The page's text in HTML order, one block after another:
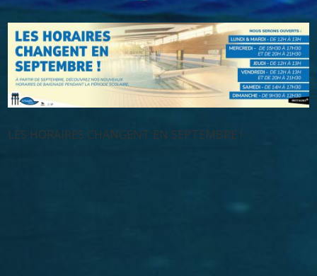
LES HORAIRES CHANGENT EN SEPTEMBRE !